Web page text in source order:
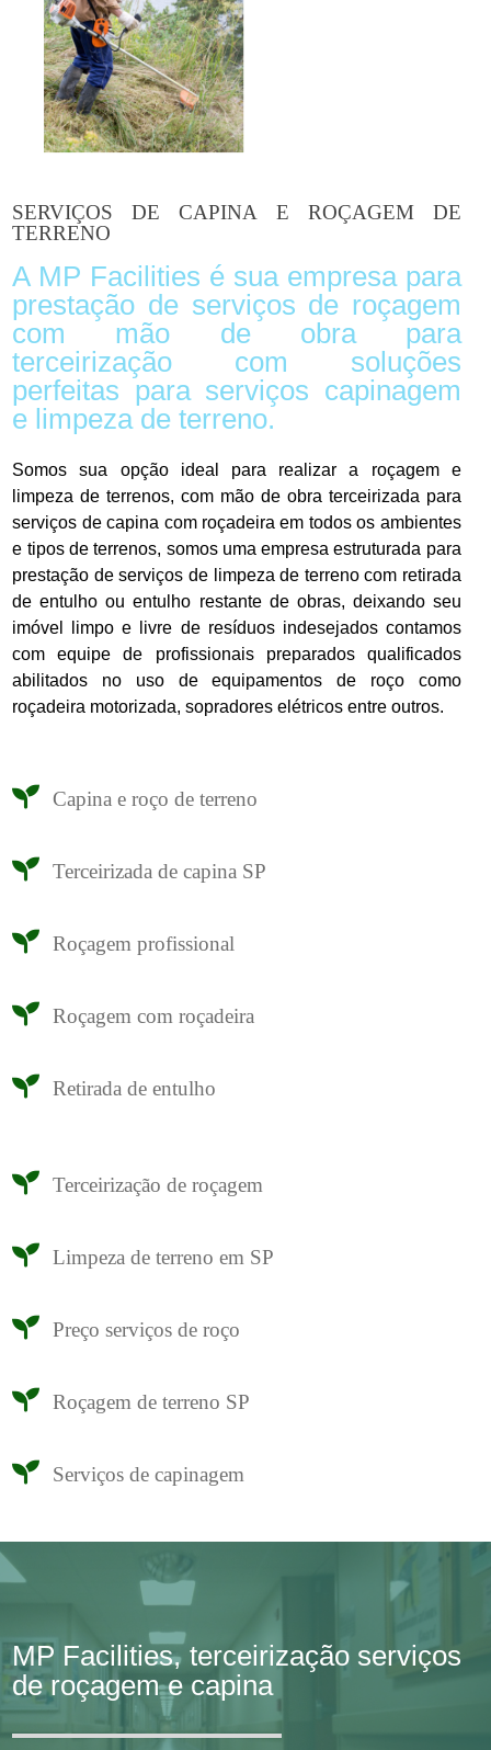
SERVIÇOS DE CAPINA E ROÇAGEM DE
TERRENO
A MP Facilities é sua empresa para
prestação de serviços de roçagem
com mão de obra para
terceirização com soluções
perfeitas para serviços capinagem
e limpeza de terreno.
Somos sua opção ideal para realizar a roçagem e
limpeza de terrenos, com mão de obra terceirizada para
serviços de capina com roçadeira em todos os ambientes
e tipos de terrenos, somos uma empresa estruturada para
prestação de serviços de limpeza de terreno com retirada
de entulho ou entulho restante de obras, deixando seu
imóvel limpo e livre de resíduos indesejados contamos
com equipe de profissionais preparados qualificados
abilitados no uso de equipamentos de roço como
roçadeira motorizada, sopradores elétricos entre outros.
Capina e roço de terreno
Terceirizada de capina SP
Roçagem profissional
Roçagem com roçadeira
Retirada de entulho
Terceirização de roçagem
Limpeza de terreno em SP
Preço serviços de roço
Roçagem de terreno SP
Serviços de capinagem
MP Facilities, terceirização serviços
de roçagem e capina